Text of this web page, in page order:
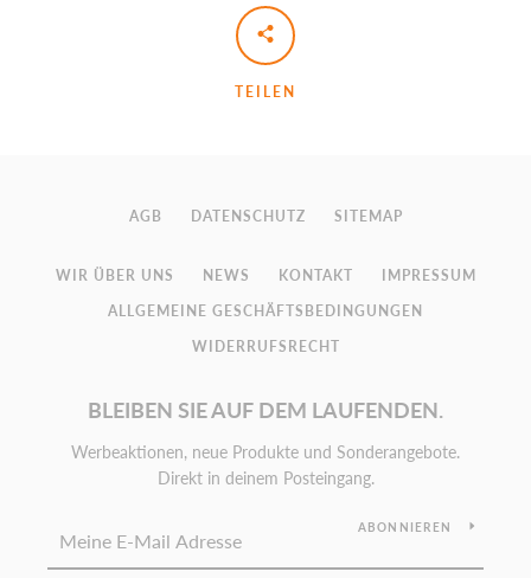
TEILEN
AGB DATENSCHUTZ SITEMAP
WIR ÜBER UNS NEWS KONTAKT
IMPRESSUM
ALLGEMEINE GESCHÄFTSBEDINGUNGEN
WIDERRUFSRECHT
BLEIBEN SIE AUF DEM LAUFENDEN.
Werbeaktionen, neue Produkte und Sonderangebote.
Direkt in deinem Posteingang.
ABONNIEREN